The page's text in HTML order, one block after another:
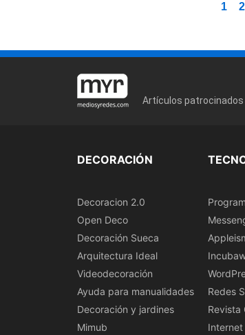
1 2
Artículos patrocinados
DECORACIÓN
Decoracion 2.0
Open Deco
Decoración Sueca
Arquitectura Ideal
Videodecoración
Ayuda para manualidades
Decoración y jardines
Mimub
Redes
Revista
Internet